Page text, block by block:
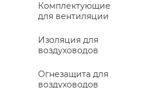
Комплектующие
для вентиляции
Изоляция для
воздуховодов
Огнезащита для
воздуховодов